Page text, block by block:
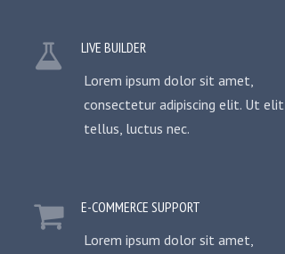
LIVE BUILDER
Lorem ipsum dolor sit amet,
consectetur adipiscing elit. Ut elit
tellus, luctus nec.
E-COMMERCE SUPPORT
Lorem ipsum dolor sit amet,